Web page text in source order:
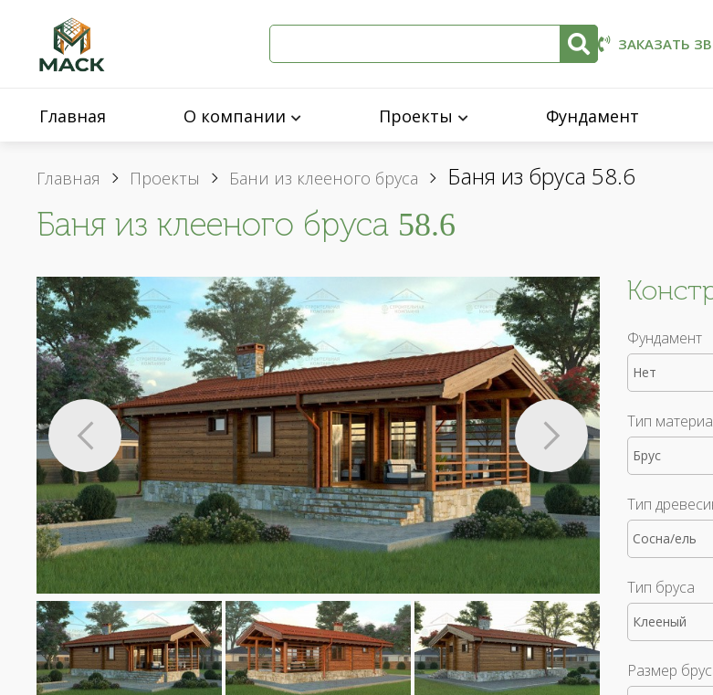
ЗАКАЗАТЬ
Главная О компании Проекты Фундамент
Главная Проекты Бани из клееного бруса Баня из бруса 58.6
Баня из клееного бруса 58.6
Фундамент
Нет
Тип
Брус
Тип
Сосна/ель
Тип бруса
Клееный
Размер